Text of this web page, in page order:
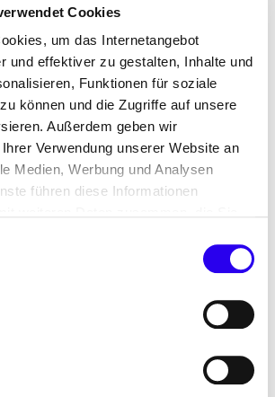
Cookies
um das Internetangebot
und effektiver zu gestalten, Inhalte und
Funktionen für soziale
können und die Zugriffe auf unsere
Außerdem geben wir
Verwendung unserer Website an
Medien, Werbung und Analysen
führen diese Informationen
gesammelt haben.
oder Schulen wurde jeweils
unterschiedliche
die Wirtschaftlichkeit der
Mindeststandard und EG-40-
Im Ergebnis zeigt sich, dass
Lebensdauer der
Sanierung auf EG 40 selbst ohne
sein kann.
werfen jedoch die Frage auf,
Studie nennt dazu 20
und evaluiert sechs